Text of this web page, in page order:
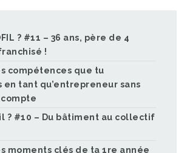
? #11 – 36 ans, père de 4
!
compétences que tu
en tant qu’entrepreneur sans
? #10 – Du bâtiment au collectif
moments clés de ta 1re année